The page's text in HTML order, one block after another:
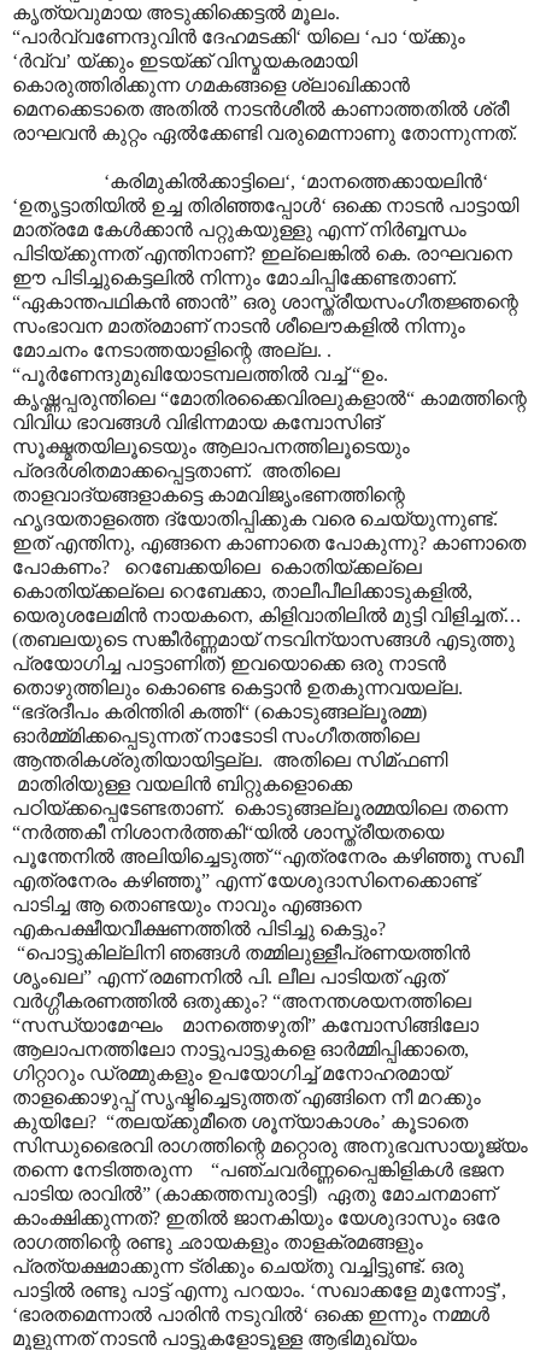
കൃത്യവുമായ അടുക്കിക്കെട്ടൽ മൂലം.
“പാർവ്വണേന്ദുവിൻ ദേഹമടക്കി‘ യിലെ ‘പാ ‘യ്ക്കും
‘ർവ്വ’ യ്ക്കും ഇടയ്ക്ക് വിസ്മയകരമായി
കൊരുത്തിരിക്കുന്ന ഗമകങ്ങളെ ശ്ലാഖിക്കാൻ
മെനക്കെടാതെ അതിൽ നാടൻശീൽ കാണാത്തതിൽ ശ്രീ
രാഘവൻ കുറ്റം ഏൽക്കേണ്ടി വരുമെന്നാണു തോന്നുന്നത്.
‘കരിമുകിൽക്കാട്ടിലെ‘, ‘മാനത്തെക്കായലിൻ‘
‘ഉതൃട്ടാതിയിൽ ഉച്ച തിരിഞ്ഞപ്പോൾ‘ ഒക്കെ നാടൻ പാട്ടായി
മാത്രമേ കേൾക്കാൻ പറ്റുകയുള്ളു എന്ന് നിർബ്ബന്ധം
പിടിയ്ക്കുന്നത് എന്തിനാണ്? ഇല്ലെങ്കിൽ കെ. രാഘവനെ
ഈ പിടിച്ചുകെട്ടലിൽ നിന്നും മോചിപ്പിക്കേണ്ടതാണ്.
“ഏകാന്തപഥികൻ ഞാൻ” ഒരു ശാസ്ത്രീയസംഗീതജ്ഞന്റെ
സംഭാവന മാത്രമാണ് നാടൻ ശീലൌകളിൽ നിന്നും
മോചനം നേടാത്തയാളിന്റെ അല്ല. .
“പൂർണേന്ദുമുഖിയോടമ്പലത്തിൽ വച്ച് “ഉം.
കൃഷ്ണപ്പരുന്തിലെ “മോതിരക്കൈവിരലുകളാൽ“ കാമത്തിന്റെ
വിവിധ ഭാവങ്ങൾ വിഭിന്നമായ കമ്പോസിങ്
സൂക്ഷ്മതയിലൂടെയും ആലാപനത്തിലൂടെയും
പ്രദർശിതമാക്കപ്പെട്ടതാണ്. അതിലെ
താളവാദ്യങ്ങളാകട്ടെ കാമവിജൃംഭണത്തിന്റെ
ഹൃദയതാളത്തെ ദ്യോതിപ്പിക്കുക വരെ ചെയ്യുന്നുണ്ട്.
ഇത് എന്തിനു, എങ്ങനെ കാണാതെ പോകുന്നു? കാണാതെ
പോകണം? റെബേക്കയിലെ കൊതിയ്ക്കല്ലെ
കൊതിയ്ക്കല്ലെ റെബേക്കാ, താലീപീലിക്കാടുകളിൽ,
യെരുശലേമിൻ നായകനെ, കിളിവാതിലിൽ മുട്ടി വിളിച്ചത്…
(തബലയുടെ സങ്കീർണ്ണമായ് നടവിന്യാസങ്ങൾ എടുത്തു
പ്രയോഗിച്ച പാട്ടാണിത്) ഇവയൊക്കെ ഒരു നാടൻ
തൊഴുത്തിലും കൊണ്ടെ കെട്ടാൻ ഉതകുന്നവയല്ല.
“ഭദ്രദീപം കരിന്തിരി കത്തി“ (കൊടുങ്ങല്ലൂരമ്മ)
ഓർമ്മ്മിക്കപ്പെടുന്നത് നാടോടി സംഗീതത്തിലെ
ആന്തരികശ്രുതിയായിട്ടല്ല. അതിലെ സിമ്ഫണി
മാതിരിയുള്ള വയലിൻ ബിറ്റുകളൊക്കെ
പഠിയ്ക്കപ്പെടേണ്ടതാണ്. കൊടുങ്ങല്ലൂരമ്മയിലെ തന്നെ
“നർത്തകീ നിശാനർത്തകി“യിൽ ശാസ്ത്രീയതയെ
പൂന്തേനിൽ അലിയിച്ചെടുത്ത് “എത്രനേരം കഴിഞ്ഞൂ സഖീ
എത്രനേരം കഴിഞ്ഞൂ” എന്ന് യേശുദാസിനെക്കൊണ്ട്
പാടിച്ച ആ തൊണ്ടയും നാവും എങ്ങനെ
എകപക്ഷീയവീക്ഷണത്തിൽ പിടിച്ചു കെട്ടും?
“പൊട്ടുകില്ലിനി ഞങ്ങൾ തമ്മിലുള്ളീപ്രണയത്തിൻ
ശൃംഖല” എന്ന് രമണനിൽ പി. ലീല പാടിയത് ഏത്
വർഗ്ഗീകരണത്തിൽ ഒതുക്കും? “അനന്തശയനത്തിലെ
“സന്ധ്യാമേഘം മാനത്തെഴുതി” കമ്പോസിങ്ങിലോ
ആലാപനത്തിലോ നാട്ടുപാട്ടുകളെ ഓർമ്മിപ്പിക്കാതെ,
ഗിറ്റാറും ഡ്രമ്മുകളും ഉപയോഗിച്ച് മനോഹരമായ്
താളക്കൊഴുപ്പ് സൃഷ്ടിച്ചെടുത്തത് എങ്ങിനെ നീ മറക്കും
കുയിലേ? “തലയ്ക്കുമീതെ ശൂന്യാകാശം’ കൂടാതെ
സിന്ധുഭൈരവി രാഗത്തിന്റെ മറ്റൊരു അനുഭവസായൂജ്യം
തന്നെ നേടിത്തരുന്ന “പഞ്ചവർണ്ണപ്പൈങ്കിളികൾ ഭജന
പാടിയ രാവിൽ” (കാക്കത്തമ്പുരാട്ടി) ഏതു മോചനമാണ്
കാംക്ഷിക്കുന്നത്? ഇതിൽ ജാനകിയും യേശുദാസും ഒരേ
രാഗത്തിന്റെ രണ്ടു ഛായകളും താളക്രമങ്ങളും
പ്രത്യക്ഷമാക്കുന്ന ട്രിക്കും ചെയ്തു വച്ചിട്ടുണ്ട്. ഒരു
പാട്ടിൽ രണ്ടു പാട്ട് എന്നു പറയാം. ‘സഖാക്കളേ മുന്നോട്ട്’,
‘ഭാരതമെന്നാൽ പാരിൻ നടുവിൽ‘ ഒക്കെ ഇന്നും നമ്മൾ
മൂളുന്നത് നാടൻ പാട്ടുകളോടൂള്ള ആഭിമുഖ്യം